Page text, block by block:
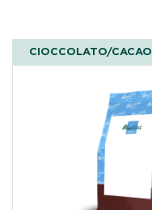
CIOCCOLATO/CACAO